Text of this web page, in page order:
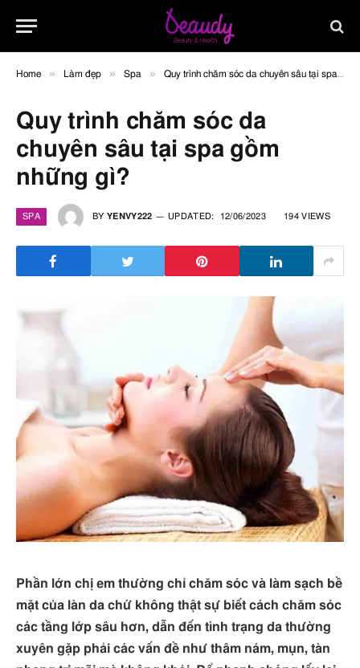
Home » Làm đẹp » Spa » Quy trình chăm sóc da chuyên sâu tại spa gồm những gì?
Quy trình chăm sóc da
chuyên sâu tại spa gồm
những gì?
SPA BY YENVY222 UPDATED: 12/06/2023 194VIEWS
Phần lớn chị em thường chỉ chăm sóc và làm sạch bề
mặt của làn da chứ không thật sự biết cách chăm sóc
các tầng lớp sâu hơn, dẫn đến tình trạng da thường
xuyên gặp phải các vấn đề như thâm nám, mụn, tàn